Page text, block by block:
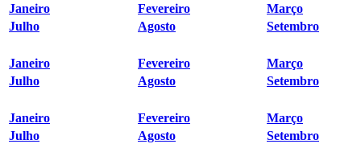
Janeiro Fevereiro
Março
Julho
Agosto Setembro
Janeiro Fevereiro
Março
Julho
Agosto Setembro
Janeiro Fevereiro
Março
Julho
Agosto Setembro